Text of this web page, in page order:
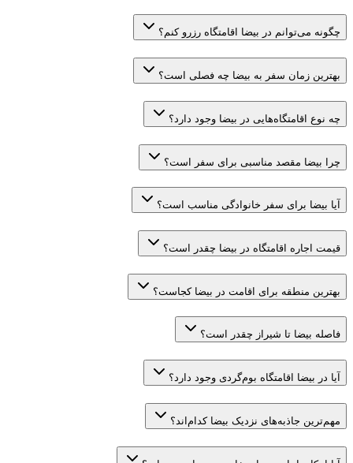
چگونه می‌توانم در بیضا اقامتگاه رزرو کنم؟
بهترین زمان سفر به بیضا چه فصلی است؟
چه نوع اقامتگاه‌هایی در بیضا وجود دارد؟
چرا بیضا مقصد مناسبی برای سفر است؟
آیا بیضا برای سفر خانوادگی مناسب است؟
قیمت اجاره اقامتگاه در بیضا چقدر است؟
بهترین منطقه برای اقامت در بیضا کجاست؟
فاصله بیضا تا شیراز چقدر است؟
آیا در بیضا اقامتگاه بوم‌گردی وجود دارد؟
مهم‌ترین جاذبه‌های نزدیک بیضا کدام‌اند؟